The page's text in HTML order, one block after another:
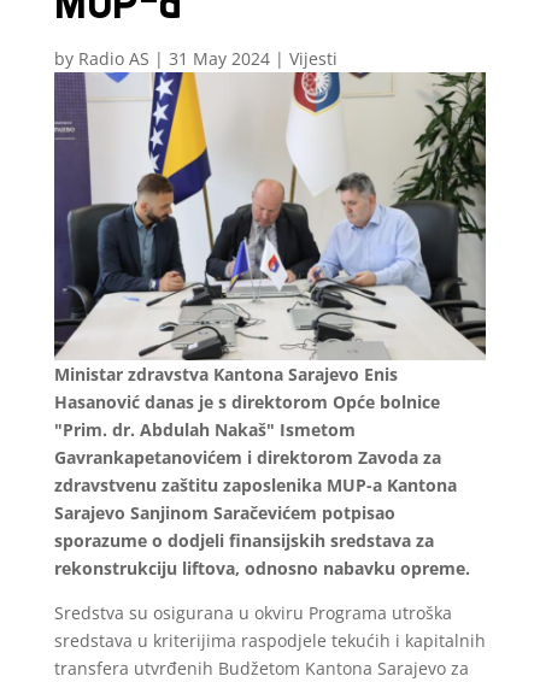
by Radio AS | 31 May 2024| Vijesti
Ministar zdravstva Kantona Sarajevo Enis
Hasanović danas je s direktorom Opće bolnice
"Prim. dr. Abdulah Nakaš" Ismetom
Gavrankapetanovićem i direktorom Zavoda za
zdravstvenu zaštitu zaposlenika MUP-a Kantona
Sarajevo Sanjinom Saračevićem potpisao
sporazume o dodjeli finansijskih sredstava za
rekonstrukciju liftova, odnosno nabavku opreme.
Sredstva su osigurana u okviru Programa utroška
sredstava u kriterijima raspodjele tekućih i kapitalnih
transfera utvrđenih Budžetom Kantona Sarajevo za